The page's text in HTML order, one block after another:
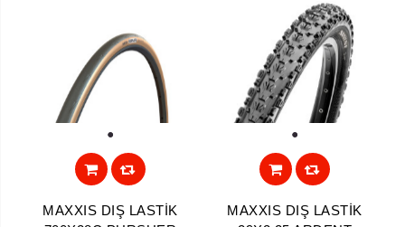
MAXXIS DIŞ LASTİK
MAXXIS DIŞ LASTİK